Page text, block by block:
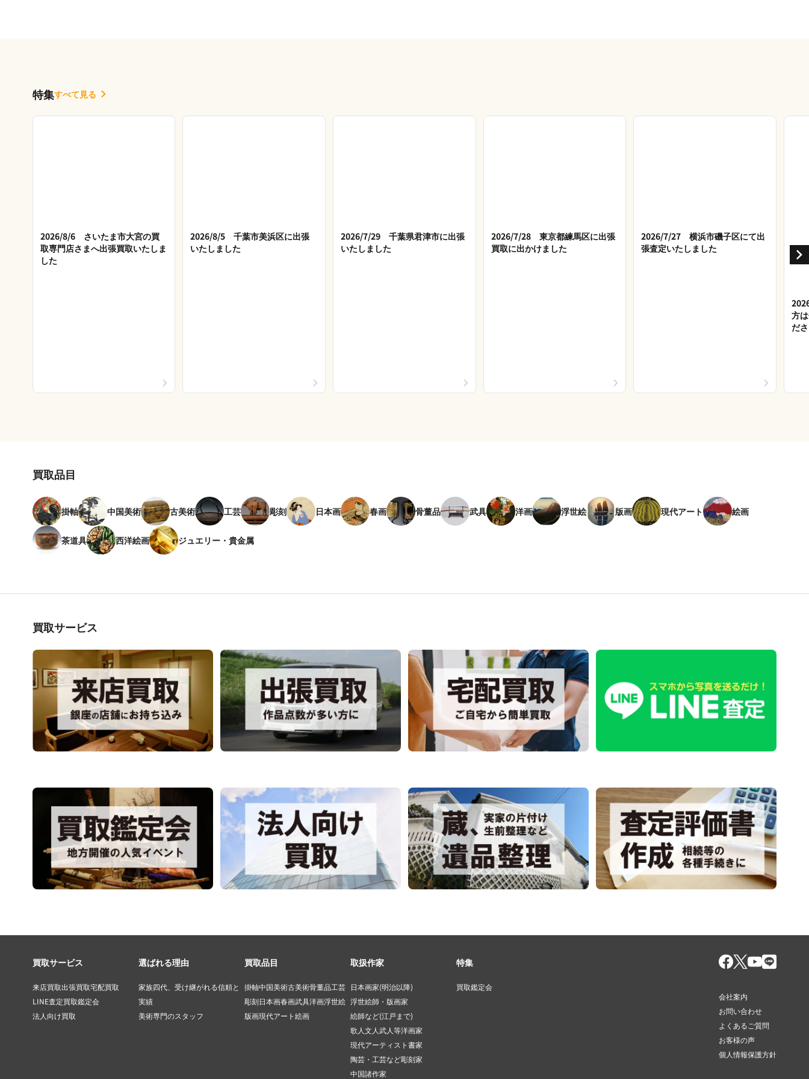
特集すべて見る
2026/8/6 さいたま市大宮の買
取専門店さまへ出張買取いたしま
した
2026/8/5 千葉市美浜区に出張
いたしました
2026/7/29 千葉県君津市に出張
いたしました
2026/7/28 東京都練馬区に出張
買取に出かけました
2026/7/27 横浜市磯子区にて出
張査定いたしました
方
だ
買取品目
掛軸 中国美術 古美術 工芸 彫刻 日本画 春画 骨董品 武具 洋画 浮世絵 版画 現代アート 絵画
茶道具 西洋絵画 ジュエリー・貴金属
買取サービス
買取サービス
来店買取出張買取宅配買取
LINE査定買取鑑定会
法人向け買取
選ばれる理由
家族四代、受け継がれる信頼と
実績
美術専門のスタッフ
買取品目
掛軸中国美術古美術骨董品工芸
彫刻日本画春画武具洋画浮世絵
版画現代アート絵画
取扱作家
日本画家(明治以降)
浮世絵師・版画家
絵師など(江戸まで)
歌人文人武人等洋画家
現代アーティスト書家
陶芸・工芸など彫刻家
中国諸作家
特集
買取鑑定会
会社案内
お問い合わせ
よくあるご質問
お客様の声
個人情報保護方針